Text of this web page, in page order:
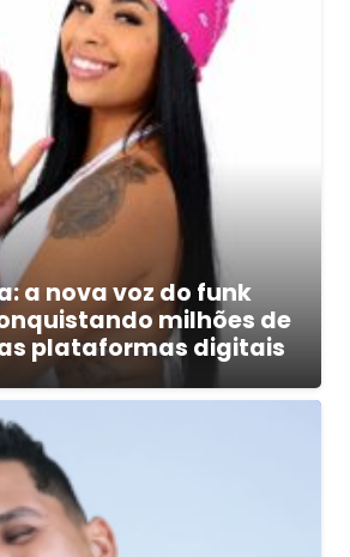
a nova voz do funk
milhões de
plataformas digitais